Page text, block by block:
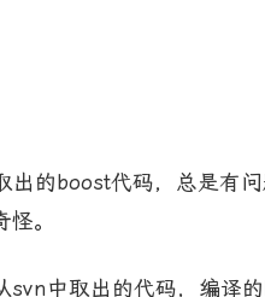
boost代码，总是有问
。
中取出的代码，编译的